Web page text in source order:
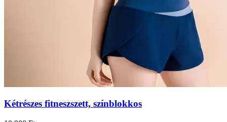
Kétrészes fitneszszett, színblokkos